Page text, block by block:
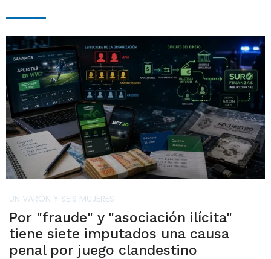
UN VARÓN Y SEIS MUJERES
Por "fraude" y "asociación ilícita"
tiene siete imputados una causa
penal por juego clandestino